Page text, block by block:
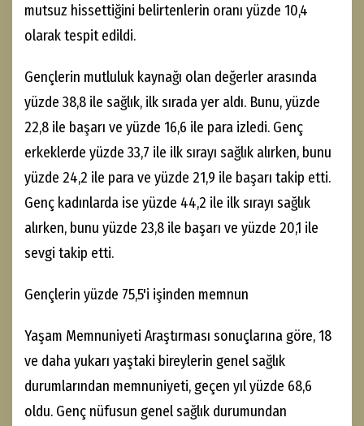
mutsuz hissettiğini belirtenlerin oranı yüzde 10,4
olarak tespit edildi.
Gençlerin mutluluk kaynağı olan değerler arasında
yüzde 38,8 ile sağlık, ilk sırada yer aldı. Bunu, yüzde
22,8 ile başarı ve yüzde 16,6 ile para izledi. Genç
erkeklerde yüzde 33,7 ile ilk sırayı sağlık alırken, bunu
yüzde 24,2 ile para ve yüzde 21,9 ile başarı takip etti.
Genç kadınlarda ise yüzde 44,2 ile ilk sırayı sağlık
alırken, bunu yüzde 23,8 ile başarı ve yüzde 20,1 ile
sevgi takip etti.
Gençlerin yüzde 75,5'i işinden memnun
Yaşam Memnuniyeti Araştırması sonuçlarına göre, 18
ve daha yukarı yaştaki bireylerin genel sağlık
durumlarından memnuniyeti, geçen yıl yüzde 68,6
oldu. Genç nüfusun genel sağlık durumundan